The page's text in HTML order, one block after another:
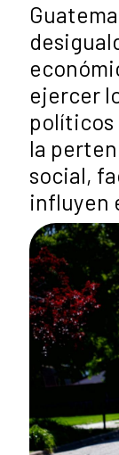
ejercer
políticos
la
social,
influyen